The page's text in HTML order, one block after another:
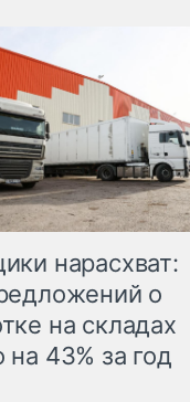
нарасхват:
о
на складах
43% за год